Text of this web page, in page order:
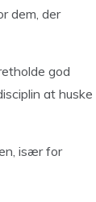
dem, der
god
at huske
især for